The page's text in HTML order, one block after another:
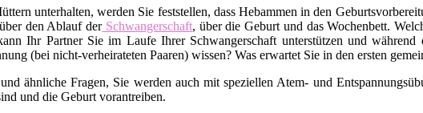
unterhalten, werden Sie feststellen, dass Hebammen in den
den Ablauf derSchwangerschaft, über die Geburt und das Wochenbett.
Ihr Partner Sie im Laufe Ihrer Schwangerschaft unterstützen und
(bei nicht-verheirateten Paaren) wissen? Was erwartet Sie in den ersten
ähnliche Fragen, Sie werden auch mit speziellen Atem- und
und die Geburt vorantreiben.